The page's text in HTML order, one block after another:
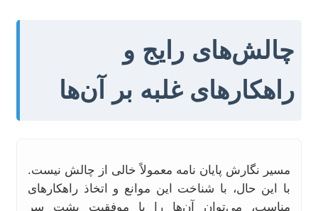
چالش‌های رایج و
راهکارهای غلبه بر آن‌ها
مسیر نگارش پایان نامه معمولاً خالی از چالش نیست.
با این حال، با شناخت این موانع و اتخاذ راهکارهای
مناسب، می‌توان آن‌ها را با موفقیت پشت سر